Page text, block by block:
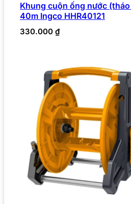
Khung cuộn ống nước
40m Ingco HHR40121
330.000 ₫